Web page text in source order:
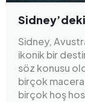
Sidney,
ikonik bir
söz konusu
birçok
birçok hoş